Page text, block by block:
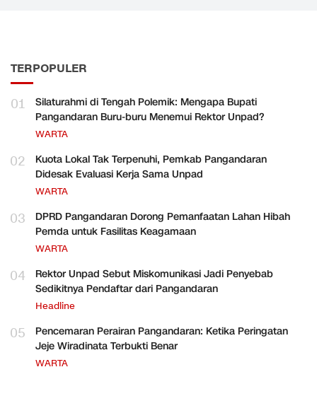
TERPOPULER
01
Silaturahmi di Tengah Polemik: Mengapa Bupati
Pangandaran Buru-buru Menemui Rektor Unpad?
WARTA
02
Kuota Lokal Tak Terpenuhi, Pemkab Pangandaran
Didesak Evaluasi Kerja Sama Unpad
WARTA
03
DPRD Pangandaran Dorong Pemanfaatan Lahan Hibah
Pemda untuk Fasilitas Keagamaan
WARTA
04
Rektor Unpad Sebut Miskomunikasi Jadi Penyebab
Sedikitnya Pendaftar dari Pangandaran
Headline
05
Pencemaran Perairan Pangandaran: Ketika Peringatan
Jeje Wiradinata Terbukti Benar
WARTA